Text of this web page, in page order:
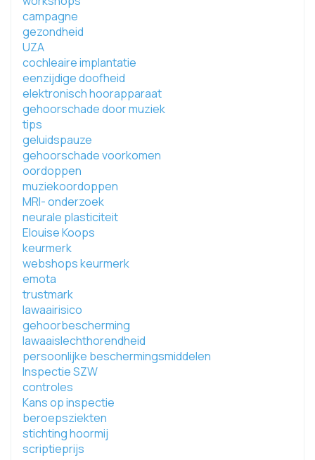
campagne
gezondheid
UZA
cochleaire implantatie
eenzijdige doofheid
elektronisch hoorapparaat
gehoorschade door muziek
tips
geluidspauze
gehoorschade voorkomen
oordoppen
muziekoordoppen
MRI- onderzoek
neurale plasticiteit
Elouise Koops
keurmerk
webshops keurmerk
emota
trustmark
lawaairisico
gehoorbescherming
lawaaislechthorendheid
persoonlijke beschermingsmiddelen
Inspectie SZW
controles
Kans op inspectie
beroepsziekten
stichting hoormij
scriptieprijs